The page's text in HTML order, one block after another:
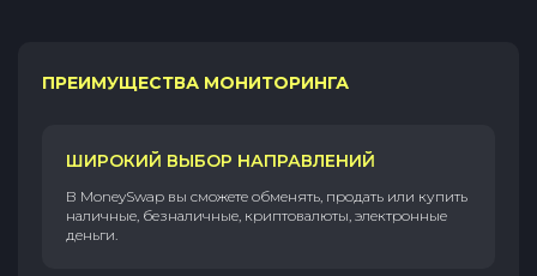
ПРЕИМУЩЕСТВА МОНИТОРИНГА
ШИРОКИЙ ВЫБОР НАПРАВЛЕНИЙ
В MoneySwap вы сможете обменять, продать или купить
наличные, безналичные, криптовалюты, электронные
деньги.